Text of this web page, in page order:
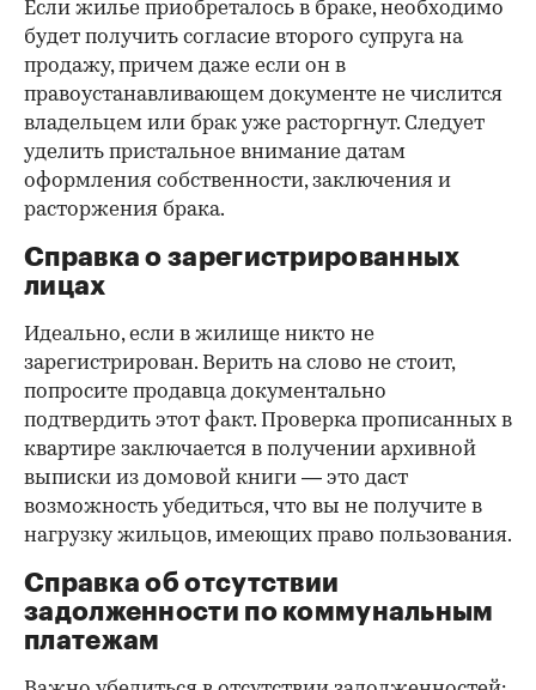
Если жилье приобреталось в браке, необходимо
будет получить согласие второго супруга на
продажу, причем даже если он в
правоустанавливающем документе не числится
владельцем или брак уже расторгнут. Следует
уделить пристальное внимание датам
оформления собственности, заключения и
расторжения брака.
Справка о зарегистрированных
лицах
Идеально, если в жилище никто не
зарегистрирован. Верить на слово не стоит,
попросите продавца документально
подтвердить этот факт. Проверка прописанных в
квартире заключается в получении архивной
выписки из домовой книги — это даст
возможность убедиться, что вы не получите в
нагрузку жильцов, имеющих право пользования.
Справка об отсутствии
задолженности по коммунальным
платежам